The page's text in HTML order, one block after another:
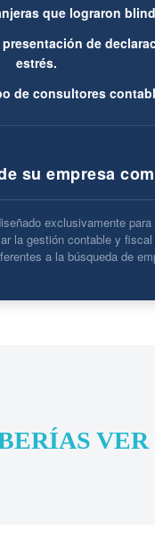
que lograron
de
estrés.
de consultores
su empresa
exclusivamente
la gestión contable y
a la búsqueda de